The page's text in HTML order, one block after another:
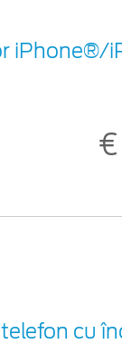
iPhone®/
cu